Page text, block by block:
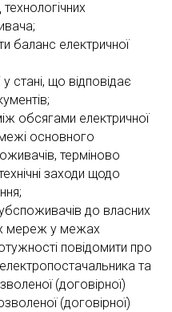
баланс електричної
стані, що відповідає
обсягами електричної
межі основного
терміново
заходи щодо
до власних
мереж у межах
повідомити про
та
(договірної)
(договірної)